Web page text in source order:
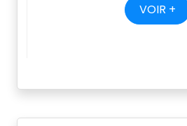
VOIR +